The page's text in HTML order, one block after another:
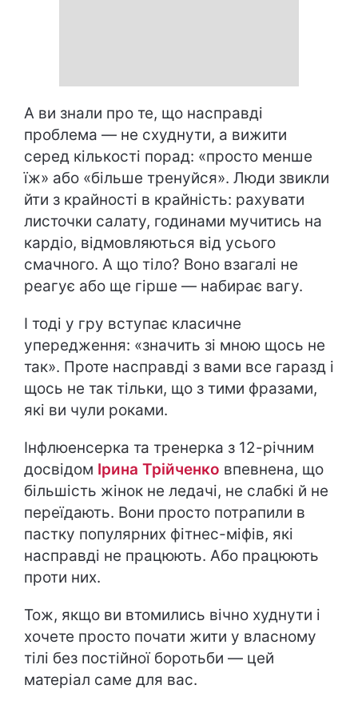
А ви знали про те, що насправді
проблема — не схуднути, а вижити
серед кількості порад: «просто менше
їж» або «більше тренуйся». Люди звикли
йти з крайності в крайність: рахувати
листочки салату, годинами мучитись на
кардіо, відмовляються від усього
смачного. А що тіло? Воно взагалі не
реагує або ще гірше — набирає вагу.
І тоді у гру вступає класичне
упередження: «значить зі мною щось не
так». Проте насправді з вами все гаразд і
щось не так тільки, що з тими фразами,
які ви чули роками.
Інфлюенсерка та тренерка з 12-річним
досвідом Ірина Трійченко впевнена, що
більшість жінок не ледачі, не слабкі й не
переїдають. Вони просто потрапили в
пастку популярних фітнес-міфів, які
насправді не працюють. Або працюють
проти них.
Тож, якщо ви втомились вічно худнути і
хочете просто почати жити у власному
тілі без постійної боротьби — цей
матеріал саме для вас.